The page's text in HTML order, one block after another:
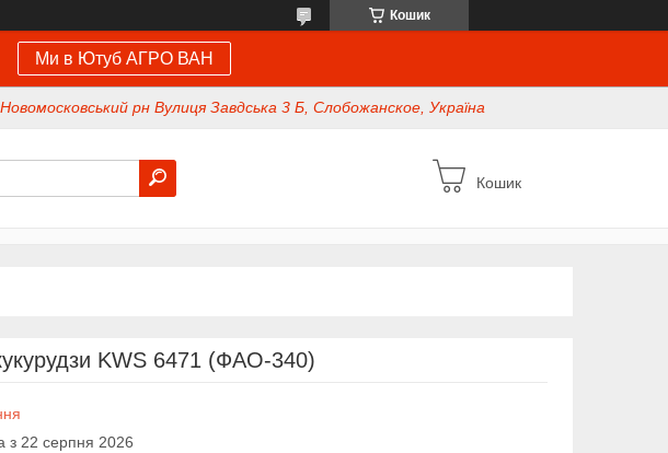
Кошик
Ми в Ютуб АГРО ВАН
рн Вулиця Завдська 3 Б, Слобожанское, Україна
Кошик
KWS 6471 (ФАО-340)
з 22 серпня 2026